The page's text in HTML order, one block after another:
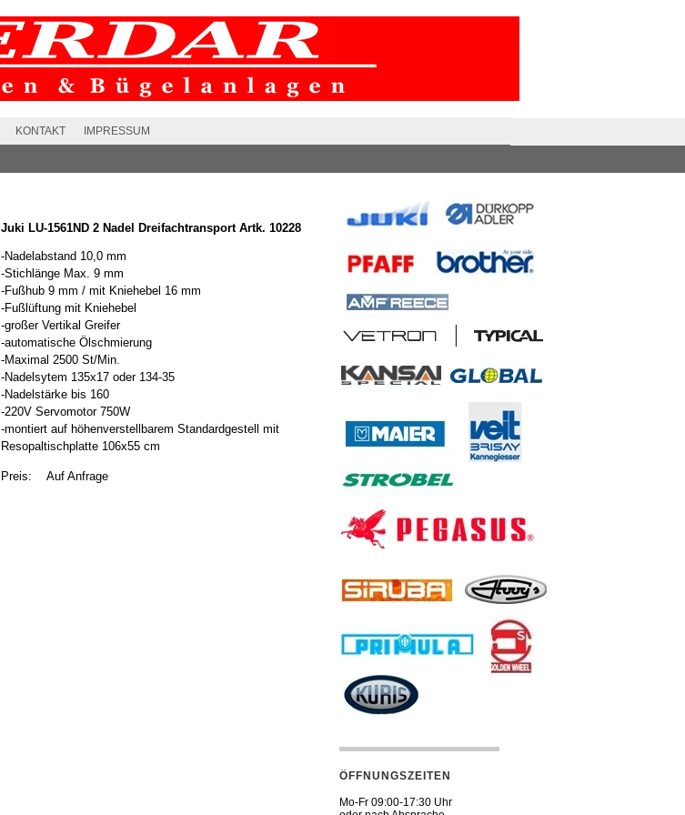
KONTAKT IMPRESSUM
Juki LU-1561ND 2 Nadel Dreifachtransport Artk. 10228
-Nadelabstand 10,0 mm
-Stichlänge Max. 9 mm
-Fußhub 9 mm / mit Kniehebel 16 mm
-Fußlüftung mit Kniehebel
-großer Vertikal Greifer
-automatische Ölschmierung
-Maximal 2500 St/Min.
-Nadelsytem 135x17 oder 134-35
-Nadelstärke bis 160
-220V Servomotor 750W
-montiert auf höhenverstellbarem Standardgestell mit
Resopaltischplatte 106x55 cm
Auf Anfrage
Preis:
ÖFFNUNGSZEITEN
Mo-Fr 09:00-17:30 Uhr